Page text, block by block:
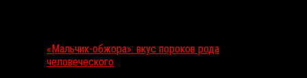
«Мальчик-обжора»: вкус пороков рода
человеческого